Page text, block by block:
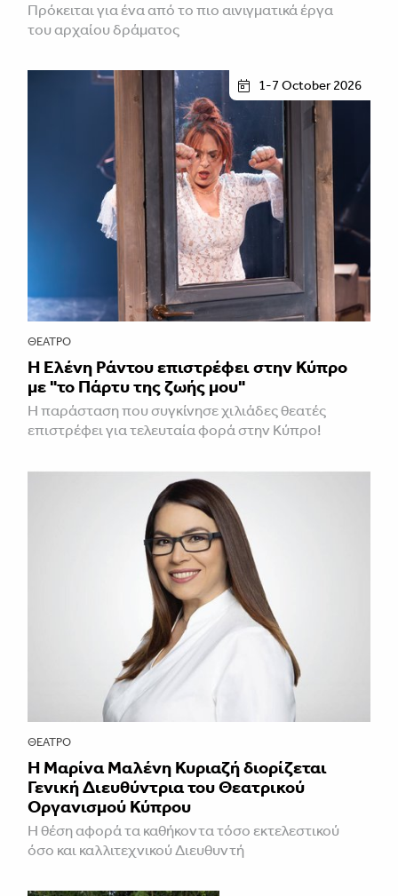
Πρόκειται για ένα από το πιο αινιγματικά έργα
του αρχαίου δράματος
1-7 October 2026
ΘΈΑΤΡΟ
H Ελένη Ράντου επιστρέφει στην Κύπρο
με "το Πάρτυ της ζωής μου"
Η παράσταση που συγκίνησε χιλιάδες θεατές
επιστρέφει για τελευταία φορά στην Κύπρο!
ΘΈΑΤΡΟ
Η Μαρίνα Μαλένη Κυριαζή διορίζεται
Γενική Διευθύντρια του Θεατρικού
Οργανισμού Κύπρου
Η θέση αφορά τα καθήκοντα τόσο εκτελεστικού
όσο και καλλιτεχνικού Διευθυντή